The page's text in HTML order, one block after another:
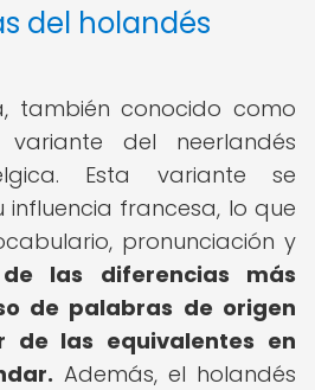
del holandés
también conocido como
del neerlandés
Esta variante se
francesa, lo que
pronunciación y
las diferencias más
de palabras de origen
de las equivalentes en
Además, el holandés